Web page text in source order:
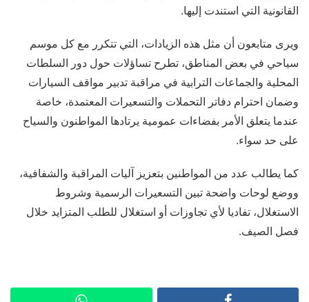
القانونية التي استندت إليها.
ويرى متابعون أن مثل هذه الزيادات، التي تتكرر مع كل موسم
سياحي في بعض المناطق، تطرح تساؤلات حول دور السلطات
المحلية والجماعات الترابية في مراقبة تدبير مواقف السيارات
وضمان احترام دفاتر التحملات والتسعيرات المعتمدة، خاصة
عندما يتعلق الأمر بفضاءات عمومية يرتادها المواطنون والسياح
على حد سواء.
كما يطالب عدد من المواطنين بتعزيز آليات المراقبة والشفافية،
ووضع لوحات واضحة تبين التسعيرات الرسمية وشروط
الاستغلال، تفاديا لأي تجاوزات أو استغلال للطلب المتزايد خلال
فصل الصيف.